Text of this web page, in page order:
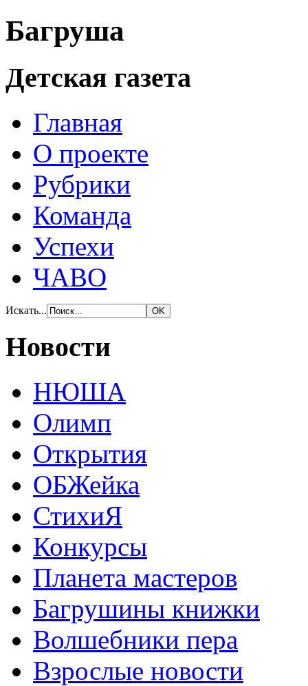
Багруша
Детская газета
Главная
О проекте
Рубрики
Команда
Успехи
ЧАВО
Искать...
Новости
НЮША
Олимп
Открытия
ОБЖейка
СтихиЯ
Конкурсы
Планета мастеров
Багрушины книжки
Волшебники пера
Взрослые новости